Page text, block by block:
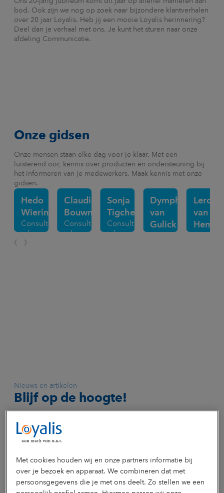
bod. Ook zijn we nog op zoek naar bijzondere klantverhalen
over 20 jaar Loyalis. Heb jij een mooie Loyalis herinnering?
Deel dan je verhaal met ons. Je kunt het sturen naar onze
afdeling Communicatie.
Onze gidsen
Onze mensen staan elke dag voor je klaar. Met een
luisterend oor, kennis over producten en ondersteuning bij
het informeren van je medewerkers. Maak kennis met onze
gidsen.
Hedo
Wieringa
Consultant
inkomen
en
Claudia
Bouwman
Consultant
inkomen
Sonja
Tigchelaar
Consultant
inkomen
Dymphy
van
Gulick
Leroy
van
Hemert
Nieuws en artikelen
Blijf op de hoogte!
Met cookies houden wij en onze partners informatie bij
over je bezoek en apparaat. We combineren dat met
persoonsgegevens die je met ons deelt. Zo stellen we een